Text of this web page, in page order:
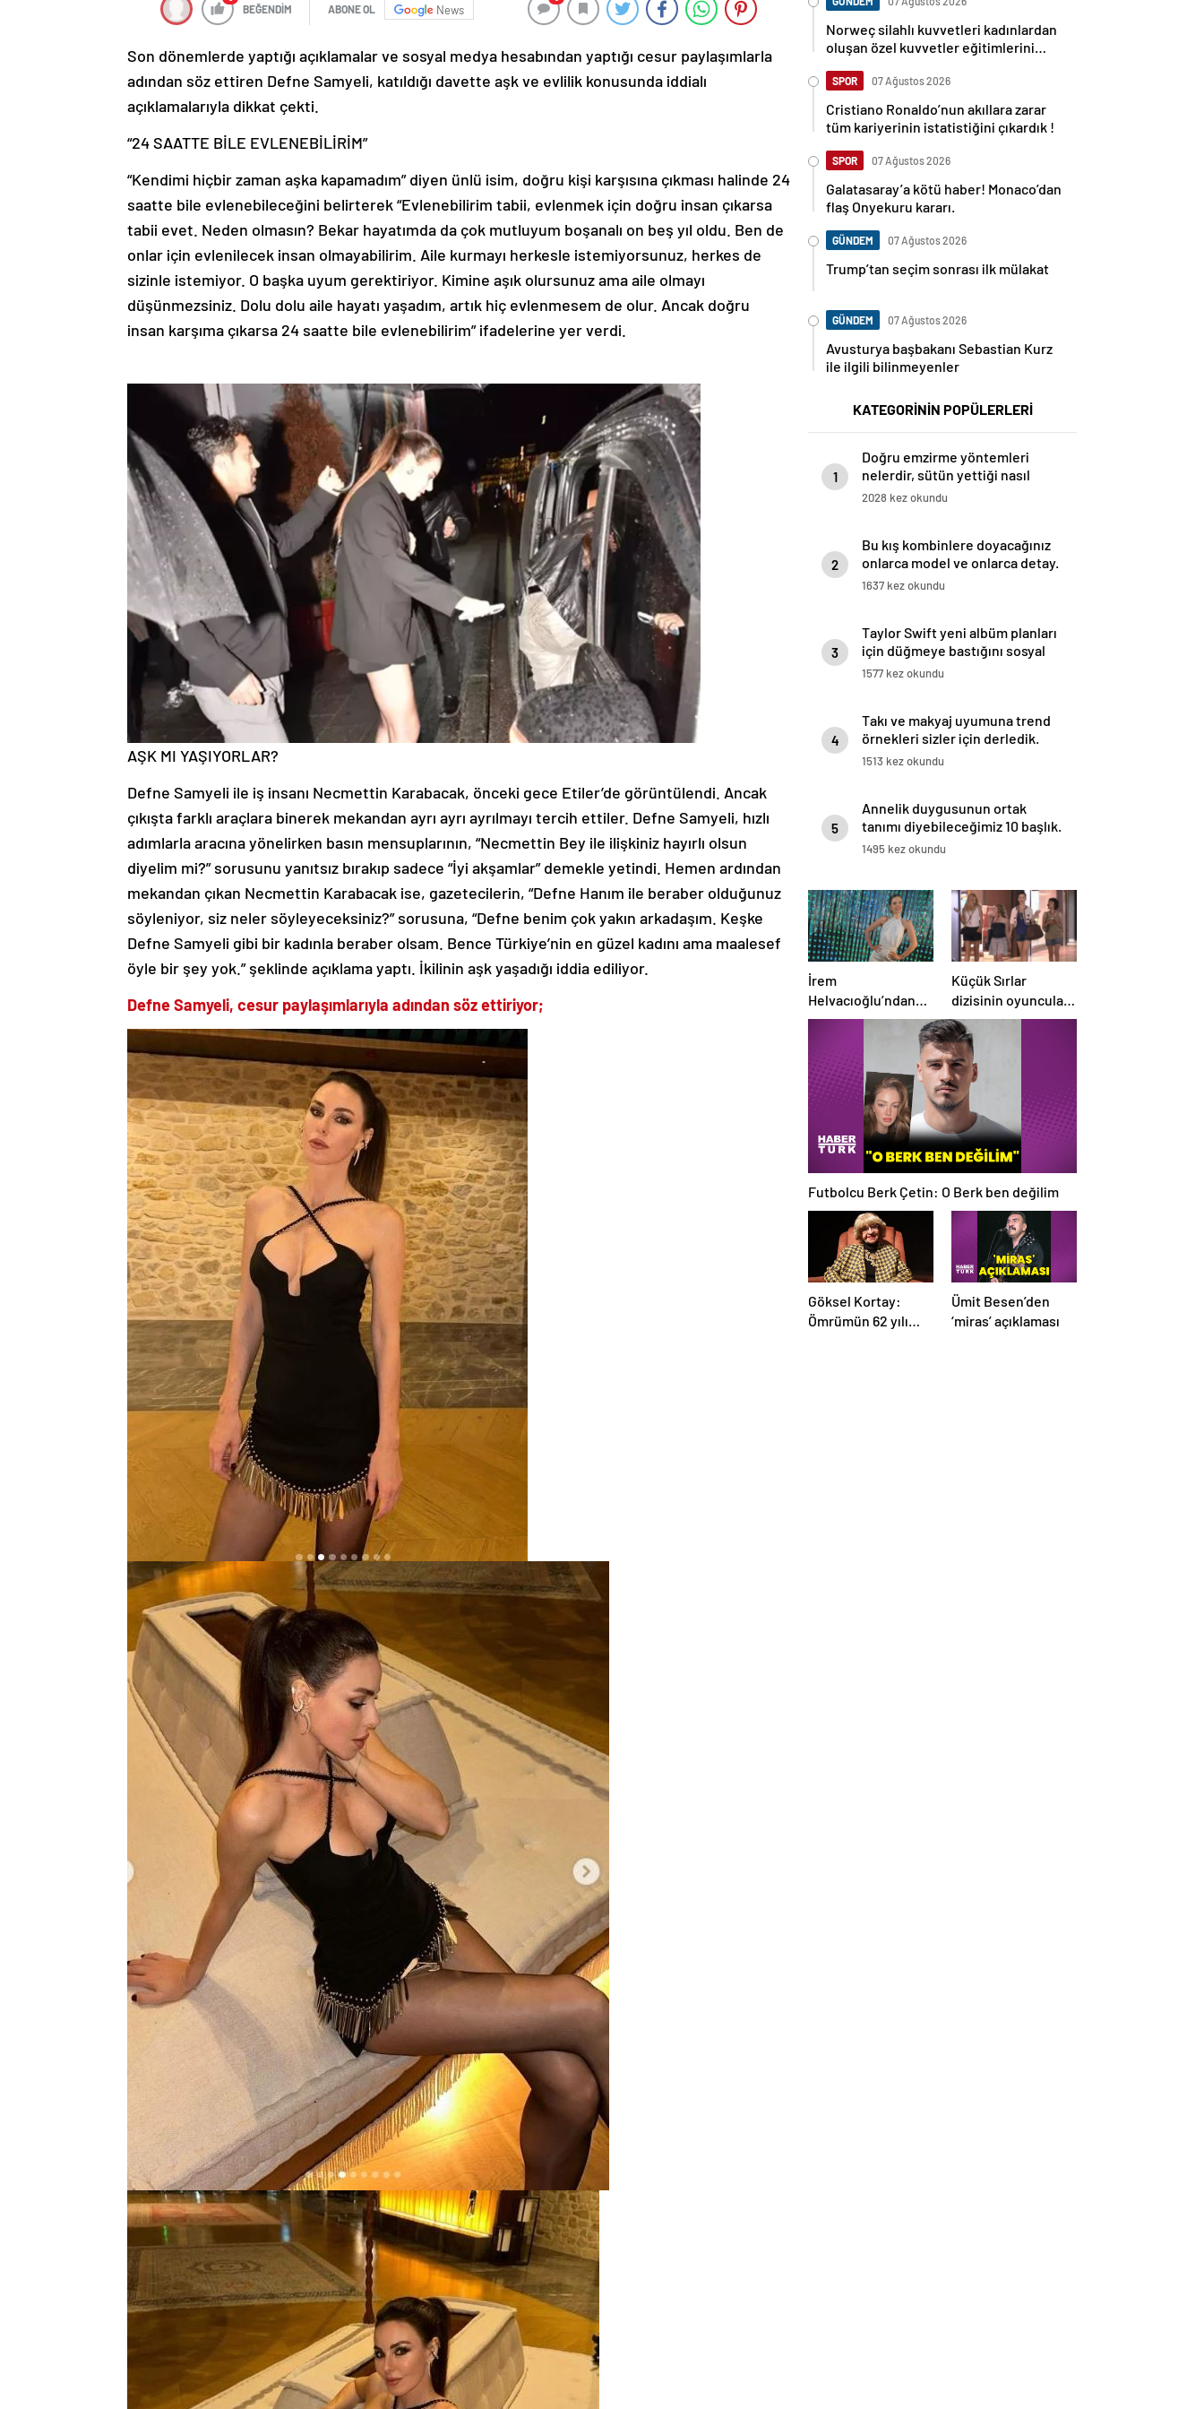
BEĞENDİM ABONE OL News
Son dönemlerde yaptığı açıklamalar ve sosyal medya hesabından yaptığı cesur paylaşımlarla
adından söz ettiren Defne Samyeli, katıldığı davette aşk ve evlilik konusunda iddialı
açıklamalarıyla dikkat çekti.
“24 SAATTE BİLE EVLENEBİLİRİM”
“Kendimi hiçbir zaman aşka kapamadım” diyen ünlü isim, doğru kişi karşısına çıkması halinde 24
saatte bile evlenebileceğini belirterek “Evlenebilirim tabii, evlenmek için doğru insan çıkarsa
tabii evet. Neden olmasın? Bekar hayatımda da çok mutluyum boşanalı on beş yıl oldu. Ben de
onlar için evlenilecek insan olmayabilirim. Aile kurmayı herkesle istemiyorsunuz, herkes de
sizinle istemiyor. O başka uyum gerektiriyor. Kimine aşık olursunuz ama aile olmayı
düşünmezsiniz. Dolu dolu aile hayatı yaşadım, artık hiç evlenmesem de olur. Ancak doğru
insan karşıma çıkarsa 24 saatte bile evlenebilirim” ifadelerine yer verdi.
AŞK MI YAŞIYORLAR?
Defne Samyeli ile iş insanı Necmettin Karabacak, önceki gece Etiler’de görüntülendi. Ancak
çıkışta farklı araçlara binerek mekandan ayrı ayrı ayrılmayı tercih ettiler. Defne Samyeli, hızlı
adımlarla aracına yönelirken basın mensuplarının, “Necmettin Bey ile ilişkiniz hayırlı olsun
diyelim mi?” sorusunu yanıtsız bırakıp sadece “İyi akşamlar” demekle yetindi. Hemen ardından
mekandan çıkan Necmettin Karabacak ise, gazetecilerin, “Defne Hanım ile beraber olduğunuz
söyleniyor, siz neler söyleyeceksiniz?” sorusuna, “Defne benim çok yakın arkadaşım. Keşke
Defne Samyeli gibi bir kadınla beraber olsam. Bence Türkiye’nin en güzel kadını ama maalesef
öyle bir şey yok.” şeklinde açıklama yaptı. İkilinin aşk yaşadığı iddia ediliyor.
Defne Samyeli, cesur paylaşımlarıyla adından söz ettiriyor;
Norweç silahlı kuvvetleri kadınlardan
oluşan özel kuvvetler eğitimlerini
SPOR 07 Ağustos 2026
Cristiano Ronaldo’nun akıllara zarar
tüm kariyerinin istatistiğini çıkardık !
SPOR 07 Ağustos 2026
Galatasaray’a kötü haber! Monaco’dan
flaş Onyekuru kararı.
GÜNDEM 07 Ağustos 2026
Trump’tan seçim sonrası ilk mülakat
GÜNDEM 07 Ağustos 2026
Avusturya başbakanı Sebastian Kurz
ile ilgili bilinmeyenler
KATEGORİNİN POPÜLERLERİ
1
Doğru emzirme yöntemleri
nelerdir, sütün yettiği nasıl
anlaşılır?
2028 kez okundu
2
Bu kış kombinlere doyacağınız
onlarca model ve onlarca detay.
1637 kez okundu
3
Taylor Swift yeni albüm planları
için düğmeye bastığını sosyal
medyadan duyurdu!
1577 kez okundu
4
Takı ve makyaj uyumuna trend
örnekleri sizler için derledik.
1513 kez okundu
5
Annelik duygusunun ortak
tanımı diyebileceğimiz 10 başlık.
1495 kez okundu
İrem
Helvacıoğlu’ndan
müjdeli haber geldi!
Küçük Sırlar
dizisinin oyuncuları
15 yıl sonra bir arada
Futbolcu Berk Çetin: O Berk ben değilim
Göksel Kortay:
Ömrümün 62 yılı
Ümit Besen’den
‘miras’ açıklaması